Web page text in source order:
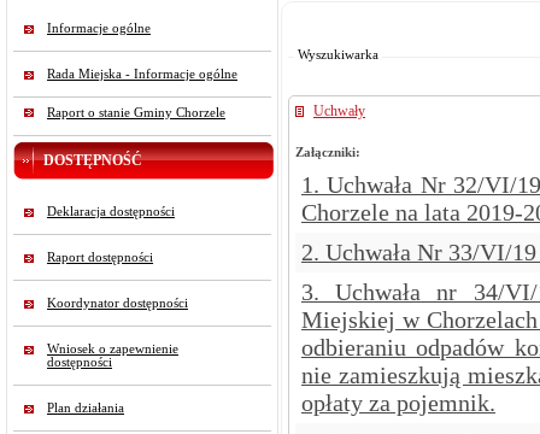
Informacje ogólne
Rada Miejska - Informacje ogólne
Raport o stanie Gminy Chorzele
DOSTĘPNOŚĆ
Deklaracja dostępności
Raport dostępności
Koordynator dostępności
Wniosek o zapewnienie
dostępności
Plan działania
Wyszukiwarka
Uchwały
Załączniki:
1. Uchwała Nr 32/VI/
Chorzele na lata 2019-
2. Uchwała Nr 33/VI/
3. Uchwała nr 34/
Miejskiej w
odbieraniu odpadów
nie zamieszkują
opłaty za pojemnik.